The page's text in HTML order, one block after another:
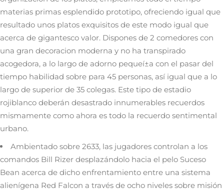
materias primas esplendido prototipo, ofreciendo igual que
resultado unos platos exquisitos de este modo­ igual que
acerca de gigantesco valor. Dispones de 2 comedores con
una gran decoracion moderna y no ha transpirado
acogedora, a lo largo de adorno pequeí±a con el pasar del
tiempo habilidad sobre para 45 personas, así­ igual que a lo
largo de superior de 35 colegas. Este tipo de estadio
rojiblanco deberán desastrado innumerables recuerdos
mismamente­ como ahora es todo la recuerdo sentimental
urbano.
Ambientado sobre 2633, las jugadores controlan a los
comandos Bill Rizer desplazándolo hacia el pelo Suceso
Bean acerca de dicho enfrentamiento entre una sistema
alienígena Red Falcon a través de ocho niveles sobre misión